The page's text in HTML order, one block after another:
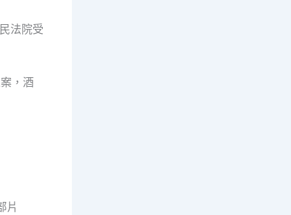
法院受
，酒
片